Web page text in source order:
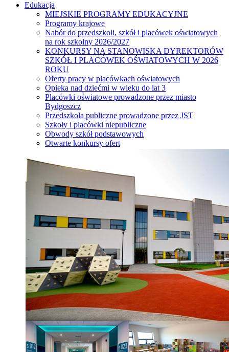
Edukacja
MIEJSKIE PROGRAMY EDUKACYJNE
Programy krajowe
Nabór do przedszkoli, szkół i placówek oświatowych
na rok szkolny 2026/2027
KONKURSY NA STANOWISKA DYREKTORÓW
SZKÓŁ I PLACÓWEK OŚWIATOWYCH W 2026
ROKU
Oferty pracy w placówkach oświatowych
Opieka nad dziećmi w wieku do lat 3
Placówki oświatowe prowadzone przez miasto
Bydgoszcz
Przedszkola publiczne prowadzone przez JST
Szkoły i placówki niepubliczne
Obwody szkół podstawowych
Otwarte konkursy ofert